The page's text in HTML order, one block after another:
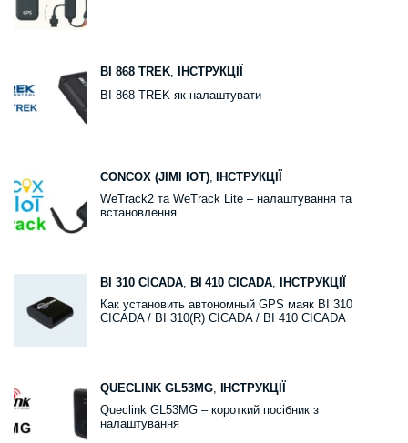
BI 868 TREK,
ІНСТРУКЦІЇ
BI 868 TREK як налаштувати
CONCOX (JIMI IOT),
ІНСТРУКЦІЇ
WeTrack2 та WeTrack Lite – налаштування та
встановлення
BI 310 CICADA, BI 410 CICADA,
ІНСТРУКЦІЇ
Как установить автономный GPS маяк BI 310
CICADA / BI 310(R) CICADA / BI 410 CICADA
QUECLINK GL53MG,
ІНСТРУКЦІЇ
Queclink GL53MG – короткий посібник з
налаштування